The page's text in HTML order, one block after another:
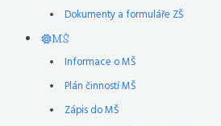
Dokumenty a formuláře ZŠ
MŠ
Informace o MŠ
Plán činností MŠ
Zápis do MŠ